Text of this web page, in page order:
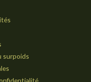
surpoids